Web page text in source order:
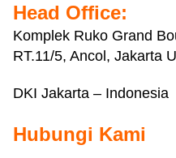
Head Office:
Komplek Ruko Grand
RT.11/5, Ancol, Jakarta
DKI Jakarta – Indonesia
Hubungi Kami